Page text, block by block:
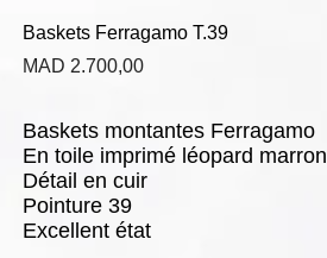
Baskets Ferragamo T.39
MAD 2.700,00
Baskets montantes Ferragamo
En toile imprimé léopard marron
Détail en cuir
Pointure 39
Excellent état